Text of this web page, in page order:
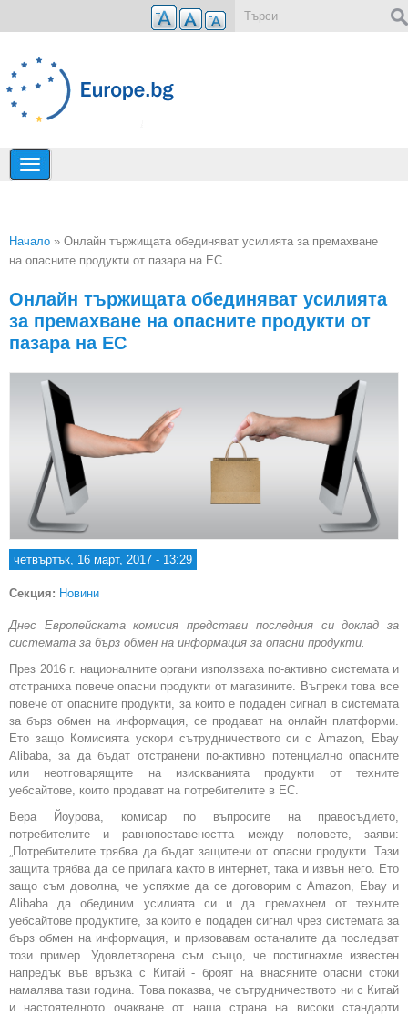
Премини към основното съдържание
Вие сте тук
Начало » Онлайн тържищата обединяват усилията за премахване
на опасните продукти от пазара на ЕС
Онлайн тържищата обединяват усилията
за премахване на опасните продукти от
пазара на ЕС
четвъртък, 16 март, 2017 - 13:29
Секция: Новини
Днес Европейската комисия представи последния си доклад за
системата за бърз обмен на информация за опасни продукти.
През 2016 г. националните органи използваха по-активно системата и
отстраниха повече опасни продукти от магазините. Въпреки това все
повече от опасните продукти, за които е подаден сигнал в системата
за бърз обмен на информация, се продават на онлайн платформи.
Ето защо Комисията ускори сътрудничеството си с Amazon, Ebay
Alibaba, за да бъдат отстранени по-активно потенциално опасните
или неотговарящите на изискванията продукти от техните
уебсайтове, които продават на потребителите в ЕС.
Вера Йоурова, комисар по въпросите на правосъдието,
потребителите и равнопоставеността между половете, заяви:
„Потребителите трябва да бъдат защитени от опасни продукти. Тази
защита трябва да се прилага както в интернет, така и извън него. Ето
защо съм доволна, че успяхме да се договорим с Amazon, Ebay и
Alibaba да обединим усилията си и да премахнем от техните
уебсайтове продуктите, за които е подаден сигнал чрез системата за
бърз обмен на информация, и призовавам останалите да последват
този пример. Удовлетворена съм също, че постигнахме известен
напредък във връзка с Китай - броят на внасяните опасни стоки
намалява тази година. Това показва, че сътрудничеството ни с Китай
и настоятелното очакване от наша страна на високи стандарти